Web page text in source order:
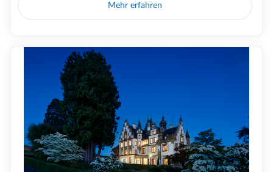
Mehr erfahren